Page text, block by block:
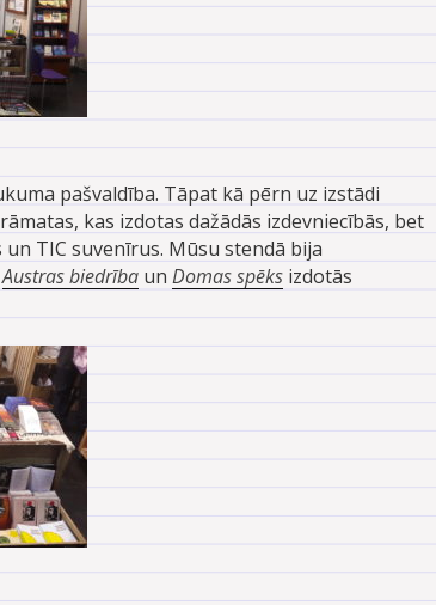
pašvaldība. Tāpat kā pērn uz izstādi
kas izdotas dažādās izdevniecībās, bet
un TIC suvenīrus. Mūsu stendā bija
Austras biedrība un Domas spēks izdotās